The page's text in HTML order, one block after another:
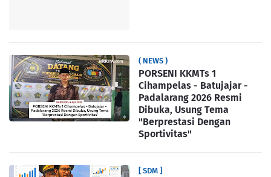
( NEWS )
PORSENI KKMTs 1
Cihampelas - Batujajar -
Padalarang 2026 Resmi
Dibuka, Usung Tema
"Berprestasi Dengan
Sportivitas"
[ SDM ]